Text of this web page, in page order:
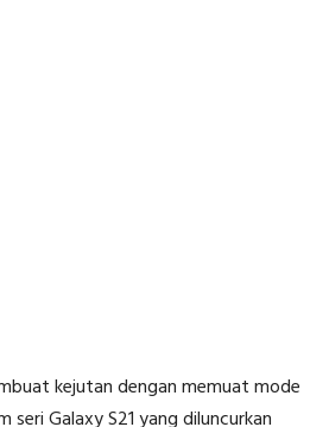
kejutan dengan memuat mode
Galaxy S21 yang diluncurkan